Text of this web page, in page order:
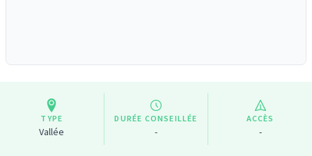
TYPE
Vallée
DURÉE CONSEILLÉE
-
ACCÈS
-